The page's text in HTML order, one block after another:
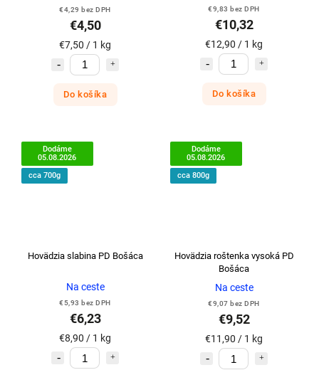
€4,29 bez DPH
€4,50
€7,50 / 1 kg
Do košíka
€9,83 bez DPH
€10,32
€12,90 / 1 kg
Do košíka
Dodáme
05.08.2026
cca 700g
Hovädzia slabina PD Bošáca
Na ceste
€5,93 bez DPH
€6,23
€8,90 / 1 kg
Dodáme
05.08.2026
cca 800g
Hovädzia roštenka vysoká PD
Bošáca
Na ceste
€9,07 bez DPH
€9,52
€11,90 / 1 kg